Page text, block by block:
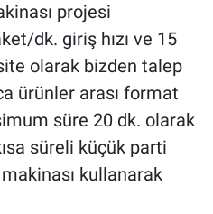
projesi
dk. giriş hızı ve 15
olarak bizden talep
ürünler arası format
süre 20 dk. olarak
süreli küçük parti
kullanarak